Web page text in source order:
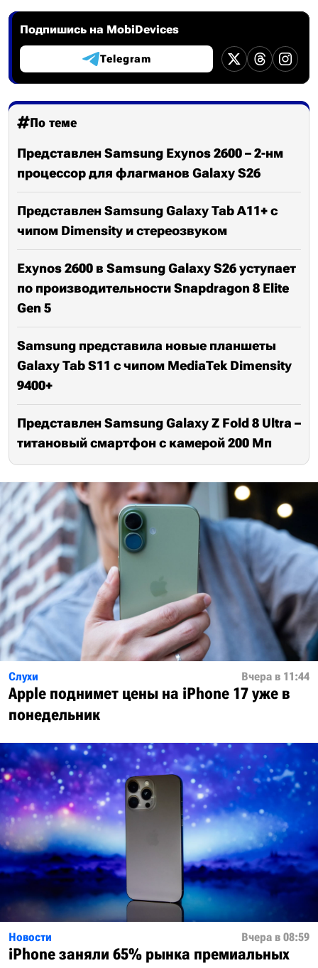
Подпишись на MobiDevices
Telegram
По теме
Представлен Samsung Exynos 2600 – 2-нм
процессор для флагманов Galaxy S26
Представлен Samsung Galaxy Tab A11+ с
чипом Dimensity и стереозвуком
Exynos 2600 в Samsung Galaxy S26 уступает
по производительности Snapdragon 8 Elite
Gen 5
Samsung представила новые планшеты
Galaxy Tab S11 с чипом MediaTek Dimensity
9400+
Представлен Samsung Galaxy Z Fold 8 Ultra –
титановый смартфон с камерой 200 Мп
Слухи Вчера в 11:44
Apple поднимет цены на iPhone 17 уже в
понедельник
Новости Вчера в 08:59
iPhone заняли 65% рынка премиальных